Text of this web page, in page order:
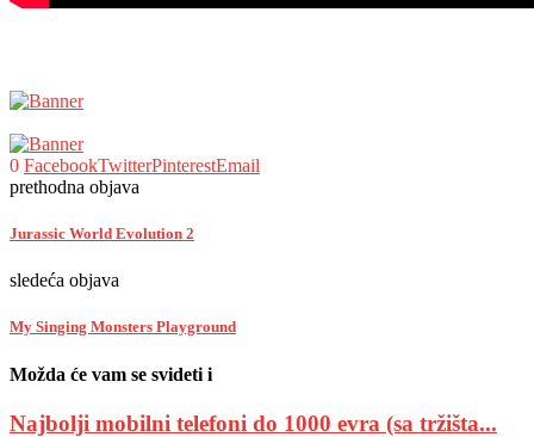
0 FacebookTwitterPinterestEmail
prethodna objava
Jurassic World Evolution 2
sledeća objava
My Singing Monsters Playground
Možda će vam se svideti i
Najbolji mobilni telefoni do 1000 evra (sa tržišta...